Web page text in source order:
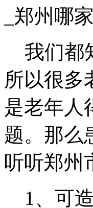
_郑州哪
我们都
所以很多
是老年人
题。那么
听听郑州
1、可造